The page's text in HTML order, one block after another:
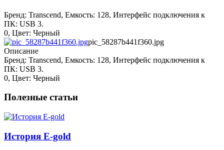
Бренд: Transcend, Емкость: 128, Интерфейс подключения к
ПК: USB 3.
0, Цвет: Черный
pic_58287b441f360.jpg
Описание
Бренд: Transcend, Емкость: 128, Интерфейс подключения к
ПК: USB 3.
0, Цвет: Черный
Полезные статьи
История E-gold